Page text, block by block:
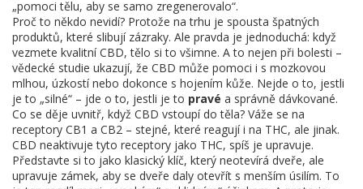
„pomoci tělu, aby se samo zregenerovalo“.
Proč to někdo nevidí? Protože na trhu je spousta špatných
produktů, které slibují zázraky. Ale pravda je jednoduchá: když
vezmete kvalitní CBD, tělo si to všimne. A to nejen při bolesti –
vědecké studie ukazují, že CBD může pomoci i s mozkovou
mlhou, úzkostí nebo dokonce s hojením kůže. Nejde o to, jestli
je to „silné“ – jde o to, jestli je to pravé a správně dávkované.
Co se děje uvnitř, když CBD vstoupí do těla? Váže se na
receptory CB1 a CB2 – stejné, které reagují i na THC, ale jinak.
CBD neaktivuje tyto receptory jako THC, spíš je upravuje.
Představte si to jako klasický klíč, který neotevírá dveře, ale
upravuje zámek, aby se dveře daly otevřít s menším úsilím. To